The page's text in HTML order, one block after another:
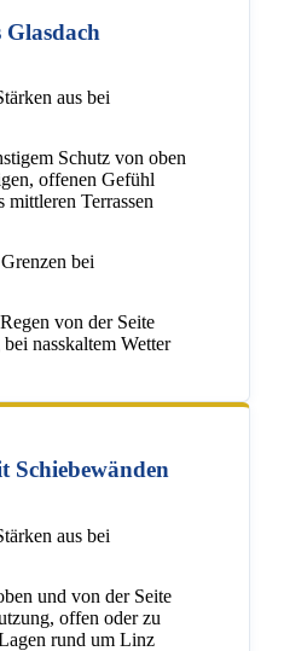
Glasdach
aus bei
Schutz von oben
offenen Gefühl
mittleren Terrassen
bei
von der Seite
nasskaltem Wetter
Schiebewänden
aus bei
und von der Seite
offen oder zu
rund um Linz